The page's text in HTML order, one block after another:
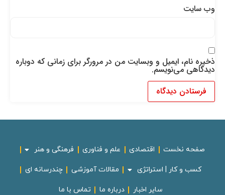
وب‌ سایت
ذخیره نام، ایمیل و وبسایت من در مرورگر برای زمانی که دوباره
دیدگاهی می‌نویسم.
صفحه نخست اقتصادی علم و فناوری فرهنگی و هنر
کسب و کار | استراتژی مقالات آموزشی چندرسانه ای
سایر اخبار درباره ما تماس با ما